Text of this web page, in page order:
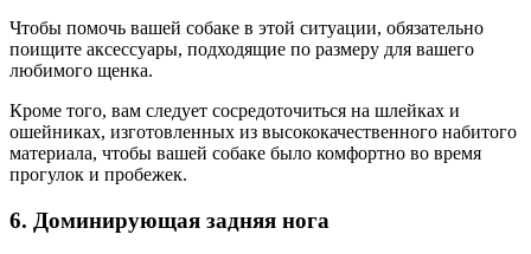
Чтобы помочь вашей собаке в этой ситуации, обязательно
поищите аксессуары, подходящие по размеру для вашего
любимого щенка.
Кроме того, вам следует сосредоточиться на шлейках и
ошейниках, изготовленных из высококачественного набитого
материала, чтобы вашей собаке было комфортно во время
прогулок и пробежек.
6. Доминирующая задняя нога